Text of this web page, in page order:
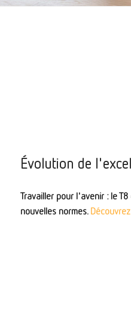
Évolution de
Travailler pour l'avenir : le
nouvelles normes.